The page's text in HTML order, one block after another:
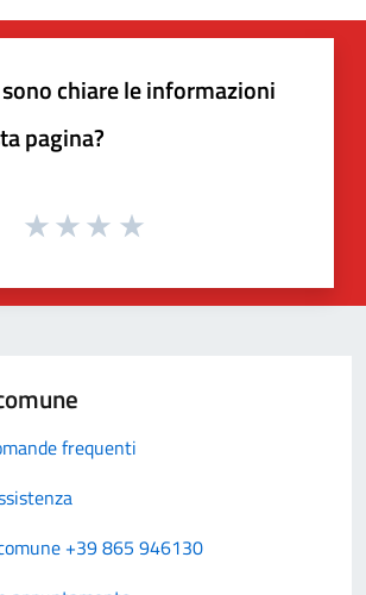
chiare le informazioni
pagina?
frequenti
+39 865 946130